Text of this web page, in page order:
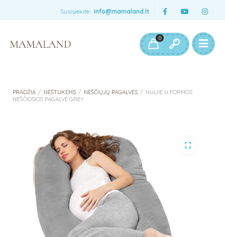
Susisiekite: info@mamaland.lt
0
PRADŽIA / NĖŠTUKĖMS / NĖŠČIŲJŲ PAGALVĖS / NULIIE U FORMOS
NEŠČIOSIOS PAGALVĖ GREY